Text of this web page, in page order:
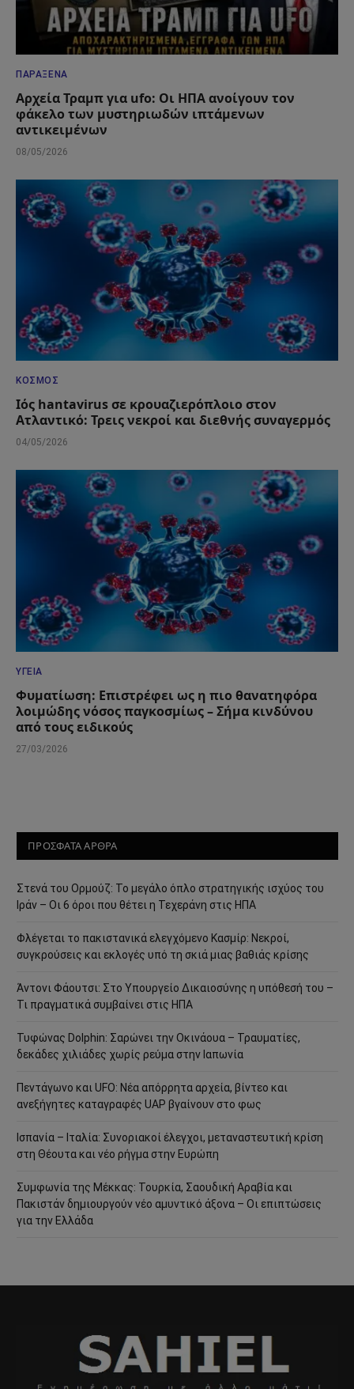
ΠΑΡΆΞΕΝΑ
Αρχεία Τραμπ για ufo: Οι ΗΠΑ ανοίγουν τον
φάκελο των μυστηριωδών ιπτάμενων
αντικειμένων
08/05/2026
ΚΌΣΜΟΣ
Ιός hantavirus σε κρουαζιερόπλοιο στον
Ατλαντικό: Τρεις νεκροί και διεθνής συναγερμός
04/05/2026
ΥΓΕΊΑ
Φυματίωση: Επιστρέφει ως η πιο θανατηφόρα
λοιμώδης νόσος παγκοσμίως – Σήμα κινδύνου
από τους ειδικούς
27/03/2026
ΠΡΟΣΦΑΤΑ ΑΡΘΡΑ
Στενά του Ορμούζ: Το μεγάλο όπλο στρατηγικής ισχύος του
Ιράν – Οι 6 όροι που θέτει η Τεχεράνη στις ΗΠΑ
Φλέγεται το πακιστανικά ελεγχόμενο Κασμίρ: Νεκροί,
συγκρούσεις και εκλογές υπό τη σκιά μιας βαθιάς κρίσης
Άντονι Φάουτσι: Στο Υπουργείο Δικαιοσύνης η υπόθεσή του –
Τι πραγματικά συμβαίνει στις ΗΠΑ
Τυφώνας Dolphin: Σαρώνει την Οκινάουα – Τραυματίες,
δεκάδες χιλιάδες χωρίς ρεύμα στην Ιαπωνία
Πεντάγωνο και UFO: Νέα απόρρητα αρχεία, βίντεο και
ανεξήγητες καταγραφές UAP βγαίνουν στο φως
Ισπανία – Ιταλία: Συνοριακοί έλεγχοι, μεταναστευτική κρίση
στη Θέουτα και νέο ρήγμα στην Ευρώπη
Συμφωνία της Μέκκας: Τουρκία, Σαουδική Αραβία και
Πακιστάν δημιουργούν νέο αμυντικό άξονα – Οι επιπτώσεις
για την Ελλάδα